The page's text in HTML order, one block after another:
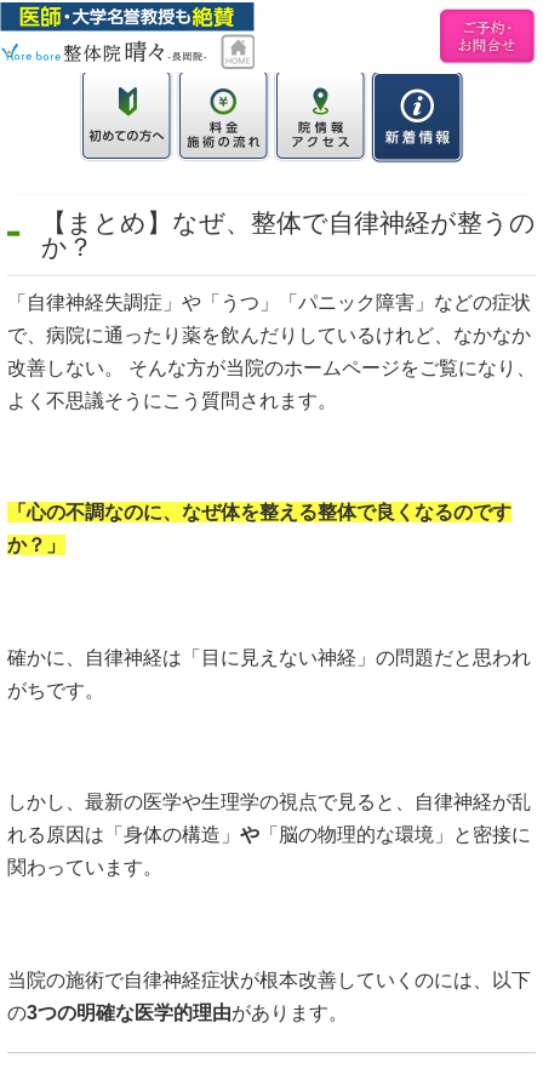
【まとめ】なぜ、整体で自律神経が整うの
か？
「自律神経失調症」や「うつ」「パニック障害」などの症状
で、病院に通ったり薬を飲んだりしているけれど、なかなか
改善しない。 そんな方が当院のホームページをご覧になり、
よく不思議そうにこう質問されます。
「心の不調なのに、なぜ体を整える整体で良くなるのです
か？」
確かに、自律神経は「目に見えない神経」の問題だと思われ
がちです。
しかし、最新の医学や生理学の視点で見ると、自律神経が乱
れる原因は「身体の構造」 や 「脳の物理的な環境」と密接に
関わっています。
当院の施術で自律神経症状が根本改善していくのには、以下
の3つの明確な医学的理由があります。